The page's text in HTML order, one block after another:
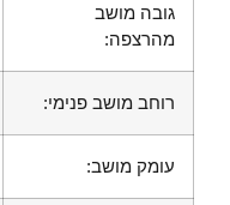
גובה מושב
מהרצפה:
רוחב מושב פנימי:
עומק מושב: